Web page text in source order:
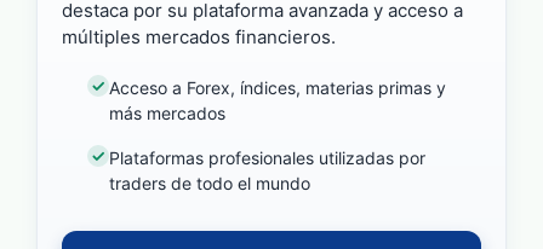
destaca por su plataforma avanzada y acceso a
múltiples mercados financieros.
Acceso a Forex, índices, materias primas y
más mercados
Plataformas profesionales utilizadas por
traders de todo el mundo